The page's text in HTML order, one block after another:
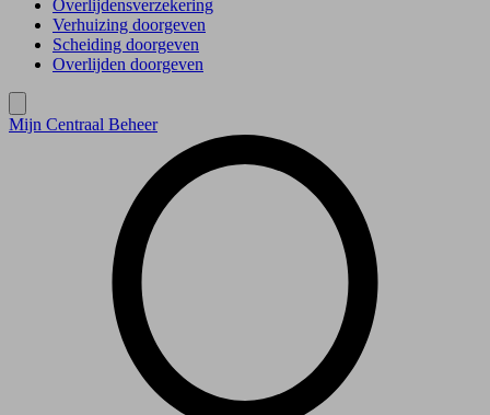
Overlijdensverzekering
Verhuizing doorgeven
Scheiding doorgeven
Overlijden doorgeven
Mijn Centraal Beheer